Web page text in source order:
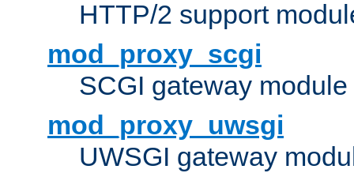
HTTP/2 support
mod_proxy_scgi
SCGI gateway
mod_proxy_uwsgi
UWSGI gateway